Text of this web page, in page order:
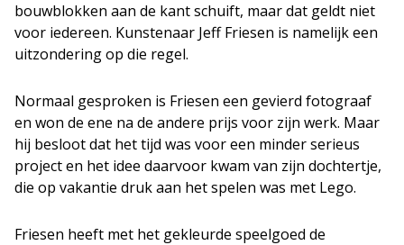
bouwblokken aan de kant schuift, maar dat geldt niet
voor iedereen. Kunstenaar Jeff Friesen is namelijk een
uitzondering op die regel.
Normaal gesproken is Friesen een gevierd fotograaf
en won de ene na de andere prijs voor zijn werk. Maar
hij besloot dat het tijd was voor een minder serieus
project en het idee daarvoor kwam van zijn dochtertje,
die op vakantie druk aan het spelen was met Lego.
Friesen heeft met het gekleurde speelgoed de